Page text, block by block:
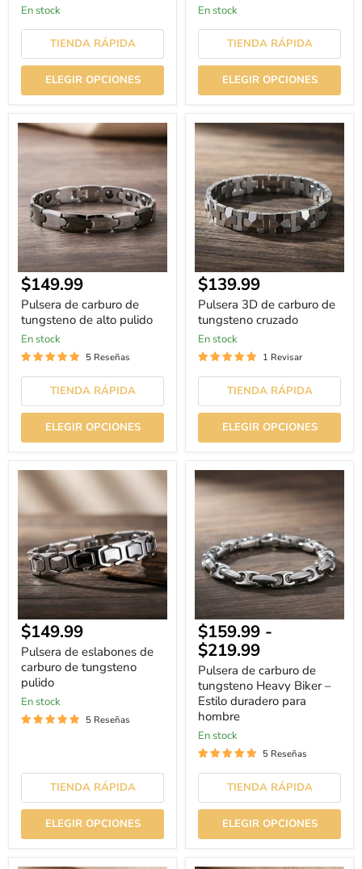
En stock
TIENDA RÁPIDA
ELEGIR OPCIONES
En stock
TIENDA RÁPIDA
ELEGIR OPCIONES
Pulsera
de
carburo
de
alto
pulido
Precio
actual
$149.99
Pulsera de carburo de
tungsteno de alto pulido
En stock
5 Reseñas
TIENDA RÁPIDA
ELEGIR OPCIONES
Pulsera
3D
carburo
de
tungsteno
cruzado
Precio
actual
$139.99
Pulsera 3D de carburo de
tungsteno cruzado
En stock
1 Revisar
TIENDA RÁPIDA
ELEGIR OPCIONES
Pulsera
de
eslabones
de
carburo
de
tungsteno
pulido
Precio
actual
$149.99
Pulsera de eslabones de
carburo de tungsteno
pulido
En stock
5 Reseñas
TIENDA RÁPIDA
ELEGIR OPCIONES
Pulsera
de
carburo
tungsteno
Heavy
Biker
–
Estilo
duradero
para
hombre
$159.99 -
$219.99
Pulsera de carburo de
tungsteno Heavy Biker –
Estilo duradero para
hombre
En stock
5 Reseñas
TIENDA RÁPIDA
ELEGIR OPCIONES